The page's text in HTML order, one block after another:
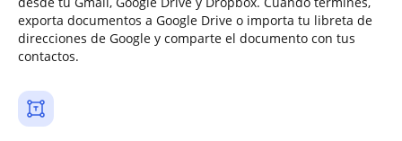
exporta documentos a Google Drive o importa tu libreta de
direcciones de Google y comparte el documento con tus
contactos.